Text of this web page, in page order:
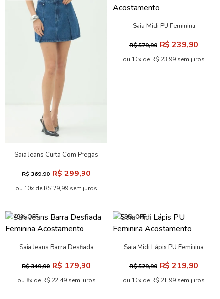
Saia Jeans Curta Com Pregas
R$ 369,90 R$ 299,90
ou 10x de R$ 29,99 sem juros
Saia Midi PU Feminina
R$ 579,90 R$ 239,90
ou 10x de R$ 23,99 sem juros
-49% OFF
Saia Jeans Barra Desfiada
R$ 349,90 R$ 179,90
ou 8x de R$ 22,49 sem juros
-59% OFF
Saia Midi Lápis PU Feminina
R$ 529,90 R$ 219,90
ou 10x de R$ 21,99 sem juros